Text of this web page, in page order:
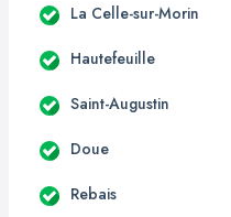
La Celle-sur-Morin
Hautefeuille
Saint-Augustin
Doue
Rebais